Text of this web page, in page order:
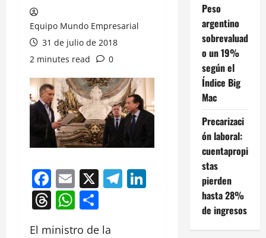
Equipo Mundo Empresarial
31 de julio de 2018
2 minutes read
0
Facebook
Email
X Telegram
LinkedIn
Threads
WhatsApp
El ministro de la
Peso
argentino
sobrevaluad
o un 19%
según el
Índice Big
Mac
Precarizaci
ón laboral:
cuentapropi
stas
pierden
hasta 28%
de ingresos